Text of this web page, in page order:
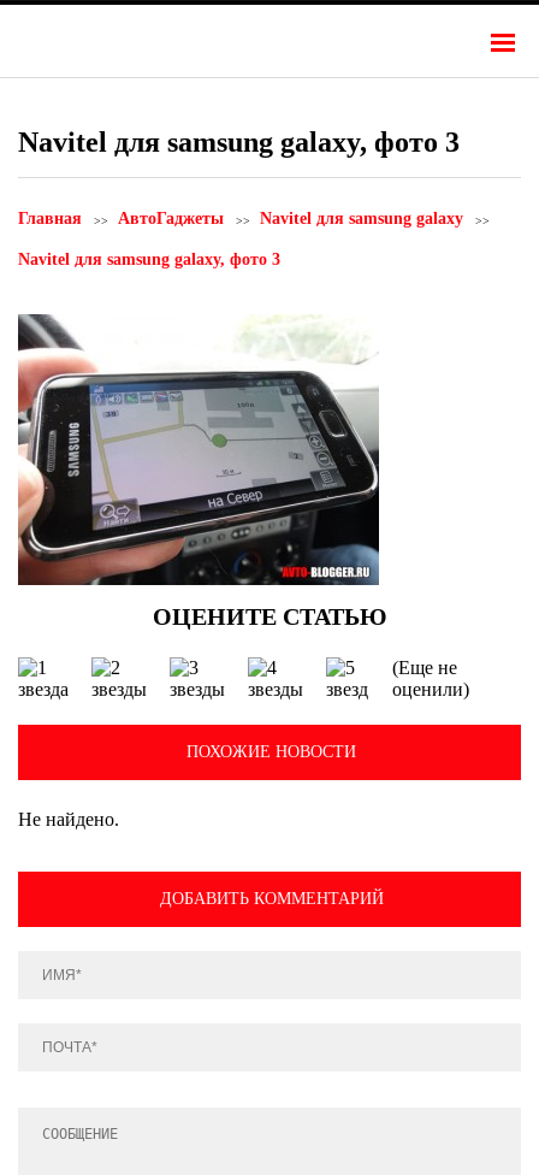
Navitel для samsung galaxy, фото 3
Главная АвтоГаджеты Navitel для samsung galaxy
Navitel для samsung galaxy, фото 3
(Еще не
оценили)
ПОХОЖИЕ НОВОСТИ
Не найдено.
ДОБАВИТЬ КОММЕНТАРИЙ